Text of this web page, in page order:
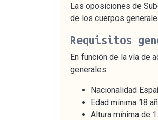
Las oposiciones de
de los cuerpos
Requisitos
En función de la vía de
generales:
Nacionalidad
Edad mínima 18
Altura mínima de